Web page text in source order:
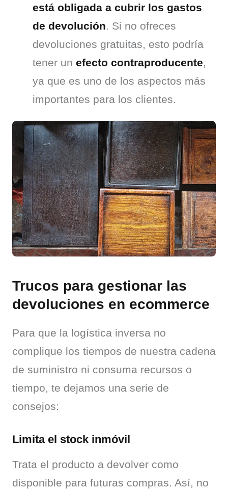
está obligada a cubrir los gastos
de devolución. Si no ofreces
devoluciones gratuitas, esto podría
tener un efecto contraproducente,
ya que es uno de los aspectos más
importantes para los clientes.
Trucos para gestionar las
devoluciones en ecommerce
Para que la logística inversa no
complique los tiempos de nuestra cadena
de suministro ni consuma recursos o
tiempo, te dejamos una serie de
consejos:
Limita el stock inmóvil
Trata el producto a devolver como
disponible para futuras compras. Así, no